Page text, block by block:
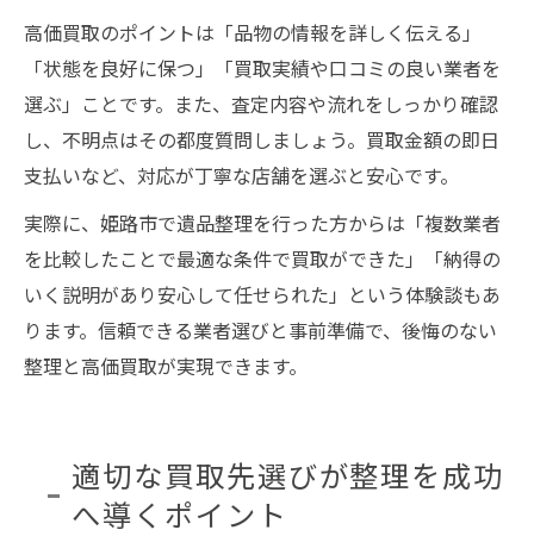
高価買取のポイントは「品物の情報を詳しく伝える」
「状態を良好に保つ」「買取実績や口コミの良い業者を
選ぶ」ことです。また、査定内容や流れをしっかり確認
し、不明点はその都度質問しましょう。買取金額の即日
支払いなど、対応が丁寧な店舗を選ぶと安心です。
実際に、姫路市で遺品整理を行った方からは「複数業者
を比較したことで最適な条件で買取ができた」「納得の
いく説明があり安心して任せられた」という体験談もあ
ります。信頼できる業者選びと事前準備で、後悔のない
整理と高価買取が実現できます。
適切な買取先選びが整理を成功
へ導くポイント